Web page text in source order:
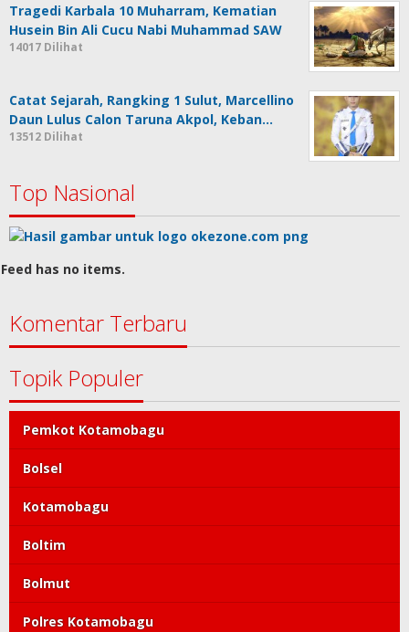
Tragedi Karbala 10 Muharram, Kematian
Husein Bin Ali Cucu Nabi Muhammad SAW
14017 Dilihat
Catat Sejarah, Rangking 1 Sulut, Marcellino
Daun Lulus Calon Taruna Akpol, Keban…
13512 Dilihat
Top Nasional
Feed has no items.
Komentar Terbaru
Topik Populer
Pemkot Kotamobagu
Bolsel
Kotamobagu
Boltim
Bolmut
Polres Kotamobagu